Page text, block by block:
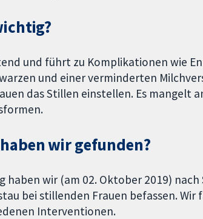
und führt zu Komplikationen wie
und einer verminderten
das Stillen einstellen. Es mangelt
wir gefunden?
haben wir (am 02. Oktober 2019)
bei stillenden Frauen befassen. Wir
Interventionen.